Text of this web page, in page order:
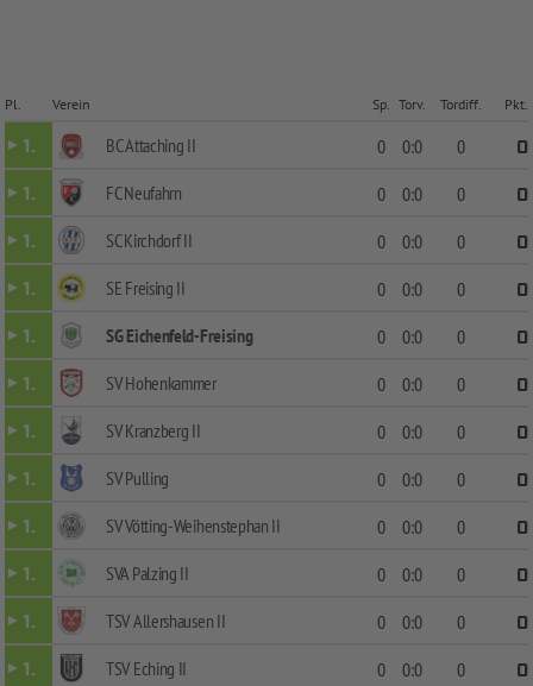
Pl. Verein Sp. Torv. Tordiff. Pkt.
1. BC Attaching II 0 0:0 0
0
1.
FC Neufahrn 0 0:0 0
0
1.
SC Kirchdorf II 0 0:0 0
0
1.
SE Freising II 0 0:0 0
0
1.
SG Eichenfeld-Freising 0 0:0 0
0
1.
SV Hohenkammer 0 0:0 0
0
1.
SV Kranzberg II 0 0:0 0
0
1.
SV Pulling 0 0:0 0
0
1.
SV Vötting-Weihenstephan II 0 0:0 0
0
1.
SVA Palzing II 0 0:0 0
0
1.
TSV Allershausen II 0 0:0 0
0
1.
TSV Eching II 0 0:0 0 0